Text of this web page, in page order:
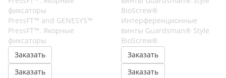
PressFT™ and GENESYS™
PressFT™. Якорные
фиксаторы
Заказать
Заказать
Интерференционные
винты Guardsman® Style
BioScrew®
Заказать
Заказать